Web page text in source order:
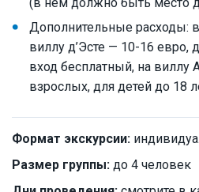
Дополнительные расходы:
виллу д’Эсте — 10-16 евро,
вход бесплатный, на виллу
взрослых, для детей до 18
Формат экскурсии:
Размер группы: до 4 человек